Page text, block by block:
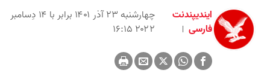
ایندیپندنت
فارسی
چهارشنبه ۲۳ آذر ۱۴۰۱ برابر با ۱۴ دِسامبر
۲۰۲۲ ۱۶:۱۵